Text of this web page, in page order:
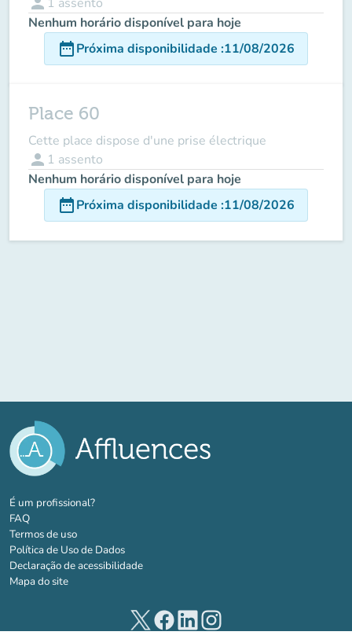
Nenhum horário disponível para hoje
date_rangePróxima disponibilidade :11/08/2026
Place 60
Cette place dispose d'une prise électrique
person 1 assento
Nenhum horário disponível para hoje
date_rangePróxima disponibilidade :11/08/2026
É um profissional?(novo separador)
FAQ
Termos de uso
Política de Uso de Dados
Declaração de acessibilidade
Mapa do site
(novo separador)
(novo separador)
(novo separador)